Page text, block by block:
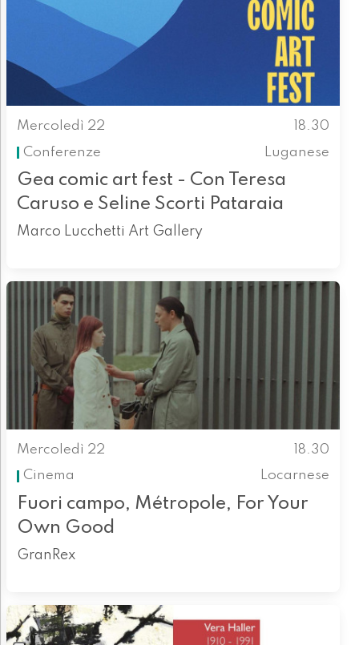
Mercoledì 22
18.30
Conferenze
Luganese
Gea comic art fest - Con Teresa
Caruso e Seline Scorti Pataraia
Marco Lucchetti Art Gallery
Mercoledì 22
18.30
Cinema
Locarnese
Fuori campo, Métropole, For Your
Own Good
GranRex